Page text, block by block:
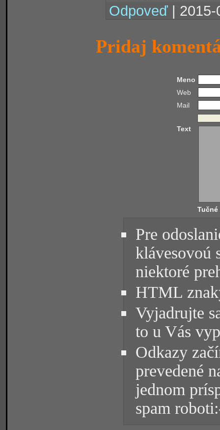
Odpoveď |
Pridaj
Meno
Web
Mail
Text
Tučné
Pre
klávesovoú
niektoré
HTML
Vyjadrujte
to u Vás
Odkazy
prevedené
jednom
spam